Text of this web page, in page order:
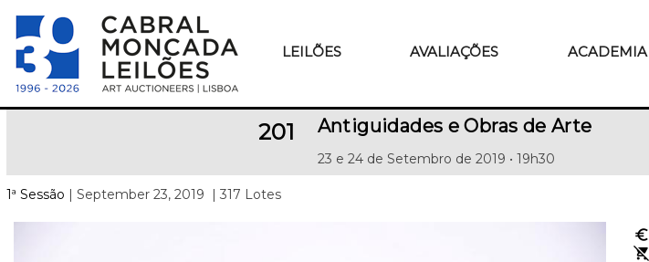
LEILÕES AVALIAÇÕES ACADEMIA
201 Antiguidades e Obras de Arte
23 e 24 de Setembro de 2019 • 19h30
1ª Sessão | September 23, 2019 | 317 Lotes
euro_symbol
remove_shopping_cart